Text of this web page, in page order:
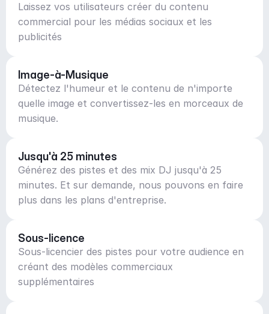
Laissez vos utilisateurs créer du contenu
commercial pour les médias sociaux et les
publicités
Image-à-Musique
Détectez l'humeur et le contenu de n'importe
quelle image et convertissez-les en morceaux de
musique.
Jusqu'à 25 minutes
Générez des pistes et des mix DJ jusqu'à 25
minutes. Et sur demande, nous pouvons en faire
plus dans les plans d'entreprise.
Sous-licence
Sous-licencier des pistes pour votre audience en
créant des modèles commerciaux
supplémentaires